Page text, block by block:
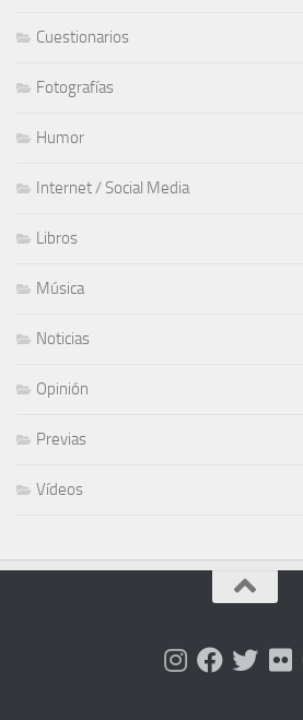
Cuestionarios
Fotografías
Humor
Internet / Social Media
Libros
Música
Noticias
Opinión
Previas
Vídeos